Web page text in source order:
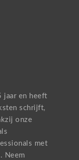
jaar en heeft
schrijft,
onze
met
Neem